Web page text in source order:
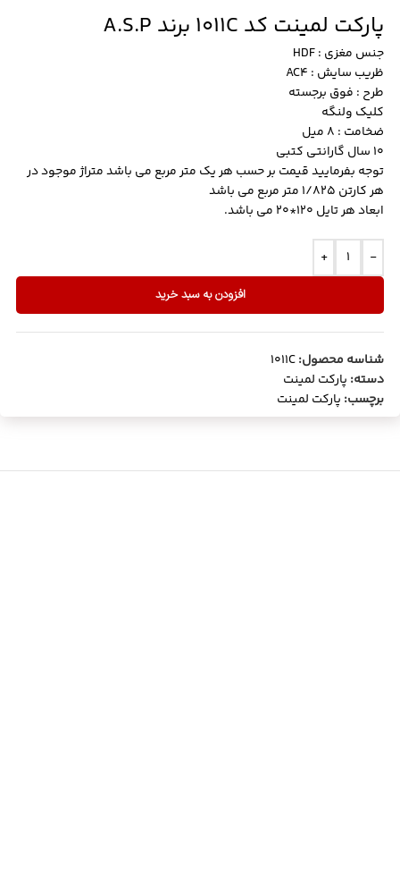
پارکت لمینت کد 1011C برند A.S.P
جنس مغزی : HDF
ظریب سایش : AC4
طرح : فوق برجسته
کلیک ولنگه
ضخامت : 8 میل
10 سال گارانتی کتبی
توجه بفرمایید قیمت بر حسب هر یک متر مربع می باشد متراژ موجود در
هر کارتن 1/825 متر مربع می باشد
ابعاد هر تایل 120*20 می باشد.
-
+
افزودن به سبد خرید
شناسه محصول:1011C
دسته: پارکت لمینت
برچسب: پارکت لمینت